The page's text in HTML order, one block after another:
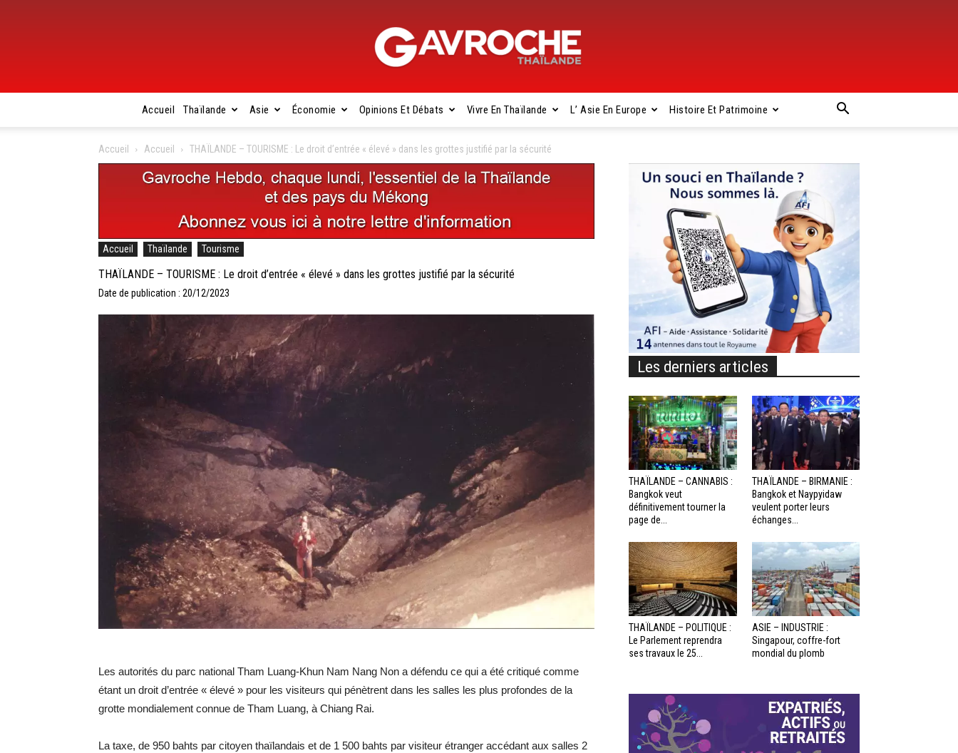
Gavroche
Accueil Thaïlande Asie Économie Opinions Et Débats Vivre En Thaïlande L’ Asie En Europe Histoire Et Patrimoine
Accueil Accueil THAÏLANDE – TOURISME : Le droit d’entrée « élevé » dans les grottes justifié par la sécurité
Accueil Thaïlande Tourisme
THAÏLANDE – TOURISME : Le droit d’entrée « élevé » dans les grottes justifié par la sécurité
Date de publication : 20/12/2023
Les autorités du parc national Tham Luang-Khun Nam Nang Non a défendu ce qui a été critiqué comme
étant un droit d’entrée « élevé » pour les visiteurs qui pénètrent dans les salles les plus profondes de la
grotte mondialement connue de Tham Luang, à Chiang Rai.
La taxe, de 950 bahts par citoyen thaïlandais et de 1 500 bahts par visiteur étranger accédant aux salles 2
Les derniers articles
THAÏLANDE – CANNABIS :
Bangkok veut
définitivement tourner la
page de...
THAÏLANDE – BIRMANIE :
Bangkok et Naypyidaw
veulent porter leurs
échanges...
THAÏLANDE – POLITIQUE :
Le Parlement reprendra
ses travaux le 25...
ASIE – INDUSTRIE :
Singapour, coffre-fort
mondial du plomb